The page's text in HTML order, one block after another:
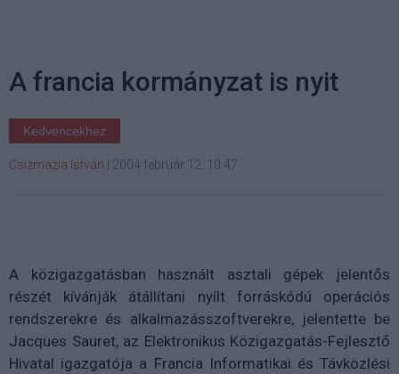
A francia kormányzat is nyit
Kedvencekhez
Csizmazia István 2004 február 12. 10:47
A közigazgatásban használt asztali gépek jelentős
részét kívánják átállítani nyílt forráskódú operációs
rendszerekre és alkalmazásszoftverekre, jelentette be
Jacques Sauret, az Elektronikus Közigazgatás-Fejlesztő
Hivatal igazgatója a Francia Informatikai és Távközlési